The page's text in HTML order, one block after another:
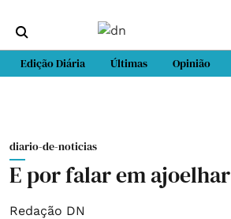
Edição Diária Últimas Opinião
diario-de-noticias
E por falar em ajoelhar
Redação DN